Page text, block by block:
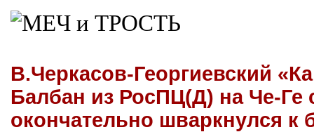
В.Черкасов-Георгиевский
Балбан из РосПЦ(Д) на Че-Ге
окончательно шваркнулся к